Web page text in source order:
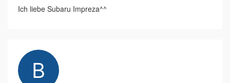
Ich liebe Subaru Impreza^^